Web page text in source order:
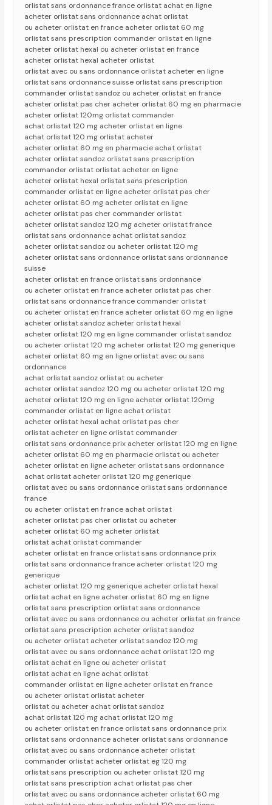
orlistat sans ordonnance france orlistat achat en ligne
acheter orlistat sans ordonnance achat orlistat
ou acheter orlistat en france acheter orlistat 60 mg
orlistat sans prescription commander orlistat en ligne
acheter orlistat hexal ou acheter orlistat en france
acheter orlistat hexal acheter orlistat
orlistat avec ou sans ordonnance orlistat acheter en ligne
orlistat sans ordonnance suisse orlistat sans prescription
commander orlistat sandoz ou acheter orlistat en france
acheter orlistat pas cher acheter orlistat 60 mg en pharmacie
acheter orlistat 120mg orlistat commander
achat orlistat 120 mg acheter orlistat en ligne
achat orlistat 120 mg orlistat acheter
acheter orlistat 60 mg en pharmacie achat orlistat
acheter orlistat sandoz orlistat sans prescription
commander orlistat orlistat acheter en ligne
acheter orlistat hexal orlistat sans prescription
commander orlistat en ligne acheter orlistat pas cher
acheter orlistat 60 mg acheter orlistat en ligne
acheter orlistat pas cher commander orlistat
acheter orlistat sandoz 120 mg acheter orlistat france
orlistat sans ordonnance achat orlistat sandoz
acheter orlistat sandoz ou acheter orlistat 120 mg
acheter orlistat sans ordonnance orlistat sans ordonnance
suisse
acheter orlistat en france orlistat sans ordonnance
ou acheter orlistat en france acheter orlistat pas cher
orlistat sans ordonnance france commander orlistat
ou acheter orlistat en france acheter orlistat 60 mg en ligne
acheter orlistat sandoz acheter orlistat hexal
acheter orlistat 120 mg en ligne commander orlistat sandoz
ou acheter orlistat 120 mg acheter orlistat 120 mg generique
acheter orlistat 60 mg en ligne orlistat avec ou sans
ordonnance
achat orlistat sandoz orlistat ou acheter
acheter orlistat sandoz 120 mg ou acheter orlistat 120 mg
acheter orlistat 120 mg en ligne acheter orlistat 120mg
commander orlistat en ligne achat orlistat
acheter orlistat hexal achat orlistat pas cher
orlistat acheter en ligne orlistat commander
orlistat sans ordonnance prix acheter orlistat 120 mg en ligne
acheter orlistat 60 mg en pharmacie orlistat ou acheter
acheter orlistat en ligne acheter orlistat sans ordonnance
achat orlistat acheter orlistat 120 mg generique
orlistat avec ou sans ordonnance orlistat sans ordonnance
france
ou acheter orlistat en france achat orlistat
acheter orlistat pas cher orlistat ou acheter
acheter orlistat 60 mg acheter orlistat
orlistat achat orlistat commander
acheter orlistat en france orlistat sans ordonnance prix
orlistat sans ordonnance france acheter orlistat 120 mg
generique
acheter orlistat 120 mg generique acheter orlistat hexal
orlistat achat en ligne acheter orlistat 60 mg en ligne
orlistat sans prescription orlistat sans ordonnance
orlistat avec ou sans ordonnance ou acheter orlistat en france
orlistat sans prescription acheter orlistat sandoz
ou acheter orlistat acheter orlistat sandoz 120 mg
orlistat avec ou sans ordonnance achat orlistat 120 mg
orlistat achat en ligne ou acheter orlistat
orlistat achat en ligne achat orlistat
commander orlistat en ligne acheter orlistat en france
ou acheter orlistat orlistat acheter
orlistat ou acheter achat orlistat sandoz
achat orlistat 120 mg achat orlistat 120 mg
ou acheter orlistat en france orlistat sans ordonnance prix
orlistat sans ordonnance acheter orlistat sans ordonnance
orlistat avec ou sans ordonnance acheter orlistat
commander orlistat acheter orlistat eg 120 mg
orlistat sans prescription ou acheter orlistat 120 mg
orlistat sans prescription achat orlistat pas cher
orlistat avec ou sans ordonnance acheter orlistat 60 mg